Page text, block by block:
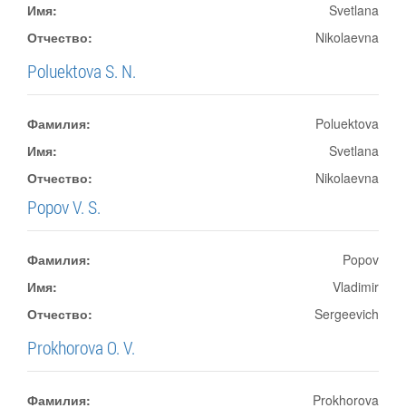
Имя:
Svetlana
Отчество:
Nikolaevna
Poluektova S. N.
Фамилия:
Poluektova
Имя:
Svetlana
Отчество:
Nikolaevna
Popov V. S.
Фамилия:
Popov
Имя:
Vladimir
Отчество:
Sergeevich
Prokhorova O. V.
Фамилия:
Prokhorova